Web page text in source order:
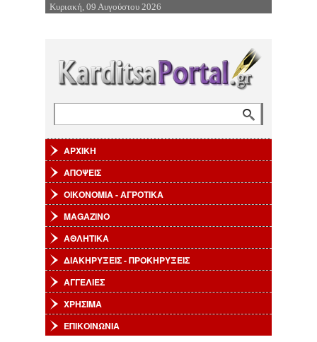
Επιστροφή στην Πλοήγηση
Κυριακή, 09 Αυγούστου 2026
ΑΡΧΙΚΗ
ΑΠΟΨΕΙΣ
ΟΙΚΟΝΟΜΙΑ - ΑΓΡΟΤΙΚΑ
MAGAZINO
ΑΘΛΗΤΙΚΑ
ΔΙΑΚΗΡΥΞΕΙΣ - ΠΡΟΚΗΡΥΞΕΙΣ
ΑΓΓΕΛΙΕΣ
ΧΡΗΣΙΜΑ
ΕΠΙΚΟΙΝΩΝΙΑ